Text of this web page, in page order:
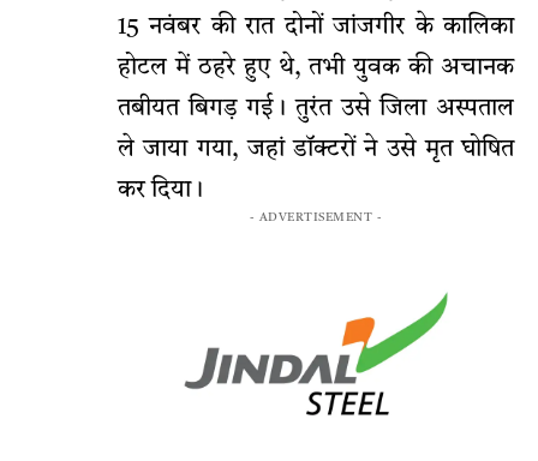
15 नवंबर की रात दोनों जांजगीर के कालिका
होटल में ठहरे हुए थे, तभी युवक की अचानक
तबीयत बिगड़ गई। तुरंत उसे जिला अस्पताल
ले जाया गया, जहां डॉक्टरों ने उसे मृत घोषित
कर दिया।
- ADVERTISEMENT -